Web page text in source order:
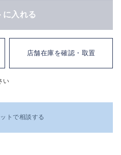
に入れる
店舗在庫を確認・取置
い
トで相談する